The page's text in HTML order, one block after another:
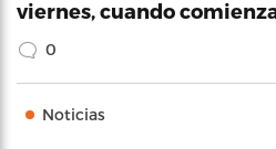
viernes, cuando
0
Noticias